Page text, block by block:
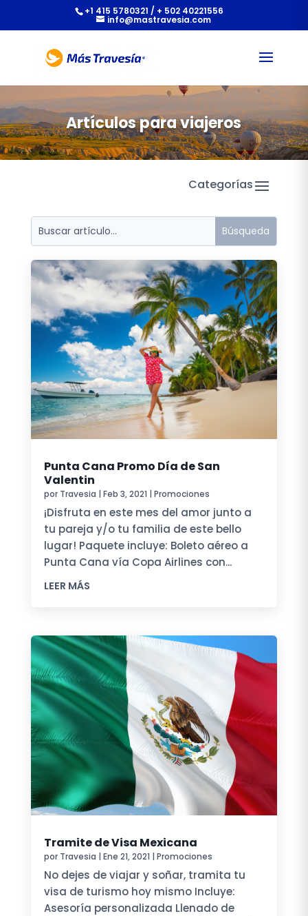
+1 415 5780321 / + 502 40221556
info@mastravesia.com
Artículos para viajeros
Punta Cana Promo Día de San
Valentin
por Travesia | Feb 3, 2021 | Promociones
¡Disfruta en este mes del amor junto a
tu pareja y/o tu familia de este bello
lugar! Paquete incluye: Boleto aéreo a
Punta Cana vía Copa Airlines con...
LEER MÁS
Tramite de Visa Mexicana
por Travesia | Ene 21, 2021 | Promociones
No dejes de viajar y soñar, tramita tu
visa de turismo hoy mismo Incluye:
Asesoría personalizada Llenado de